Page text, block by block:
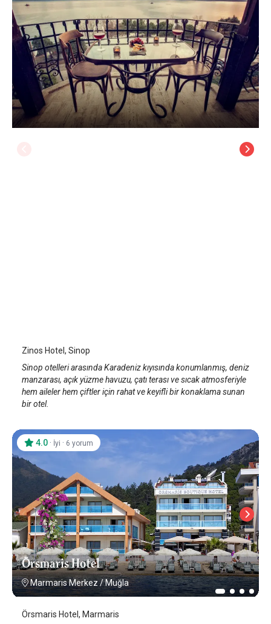
Zinos Hotel, Sinop
Sinop otelleri arasında Karadeniz kıyısında konumlanmış, deniz
manzarası, açık yüzme havuzu, çatı terası ve sıcak atmosferiyle
hem aileler hem çiftler için rahat ve keyifli bir konaklama sunan
bir otel.
Örsmaris Hotel
Marmaris Merkez/Muğla
4.0 · İyi · 6 yorum
Örsmaris Hotel, Marmaris